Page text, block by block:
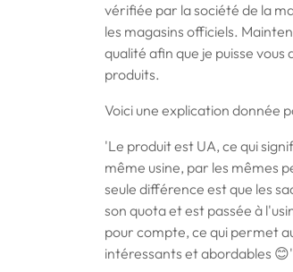
vérifiée par la société de la
les magasins officiels.
qualité afin que je puisse
produits.
Voici une explication donnée
'Le produit est UA, ce qui
même usine, par les mêmes
seule différence est que les
son quota et est passée à
pour compte, ce qui permet
intéressants et abordables 😊'